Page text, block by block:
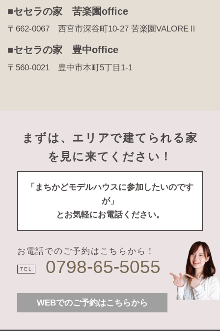
■セセラの家 苦楽園office
〒662-0067 西宮市深谷町10-27 苦楽園VALOREⅡ
■セセラの家 豊中office
〒560-0021 豊中市本町5丁目1-1
まずは、エリアで建てられる家
を見に来てください！
「まちかどモデルハウスに参加したいのです
が」
とお気軽にお電話ください。
お電話でのご予約はこちらから！
TEL 0798-65-5055
WEBでのご予約はこちらから